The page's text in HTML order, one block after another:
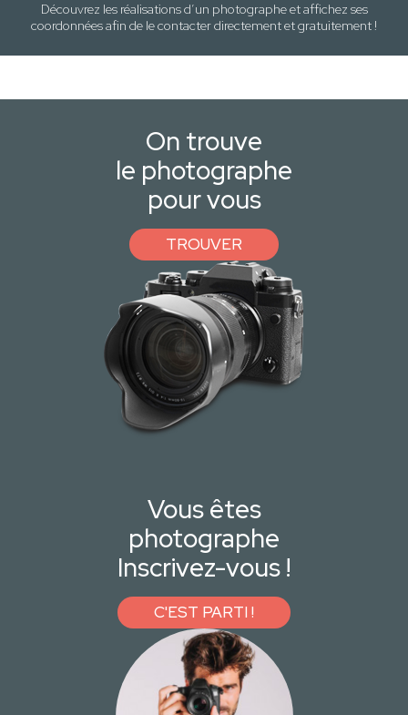
Découvrez les réalisations d’un photographe et affichez ses
coordonnées afin de le contacter directement et gratuitement !
On trouve
le photographe
pour vous
TROUVER
Vous êtes
photographe
Inscrivez-vous !
C'EST PARTI !